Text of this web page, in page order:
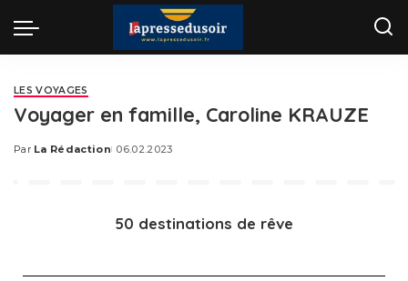
LES VOYAGES
Voyager en famille, Caroline KRAUZE
Par La Rédaction 06.02.2023
50 destinations de rêve